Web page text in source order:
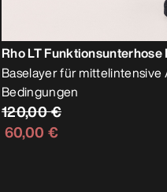
Rho LT
Baselayer für
Bedingungen
120,00 €
60,00 €